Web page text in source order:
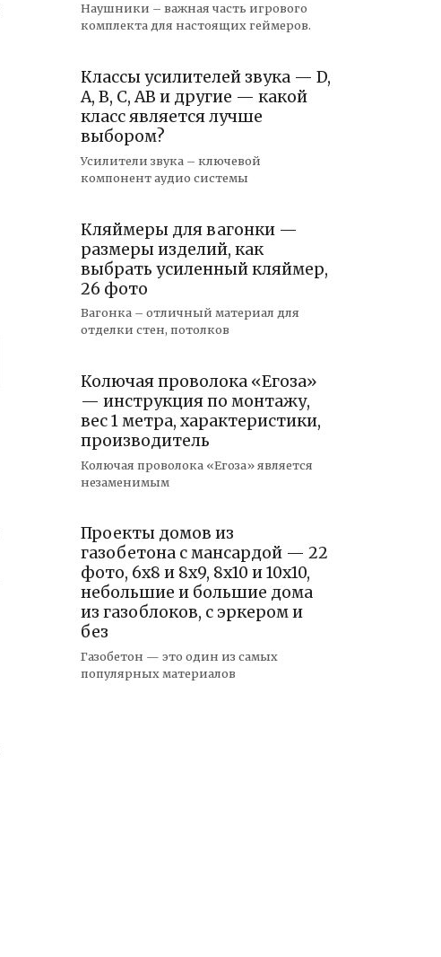
Наушники – важная часть игрового
комплекта для настоящих геймеров.
Классы усилителей звука — D,
A, B, C, AB и другие — какой
класс является лучше
выбором?
Усилители звука – ключевой
компонент аудио системы
Кляймеры для вагонки —
размеры изделий, как
выбрать усиленный кляймер,
26 фото
Вагонка – отличный материал для
отделки стен, потолков
Колючая проволока «Егоза»
— инструкция по монтажу,
вес 1 метра, характеристики,
производитель
Колючая проволока «Егоза» является
незаменимым
Проекты домов из
газобетона с мансардой — 22
фото, 6х8 и 8х9, 8х10 и 10х10,
небольшие и большие дома
из газоблоков, с эркером и
без
Газобетон — это один из самых
популярных материалов